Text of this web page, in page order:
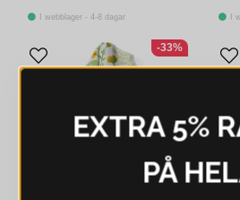
I webblager - 4-8 dagar I
-33%
EXTRA 5%
PÅ